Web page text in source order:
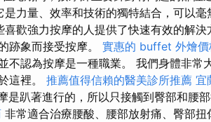
是力量、效率和技術的獨特結合，可以毫
喜歡強力按摩的人提供了快速有效的解決
跡象而接受按摩。 實惠的 buffet 外燴價
不認為按摩是一種職業。 我們身體非常
這裡。 推薦值得信賴的醫美診所推薦 宜
是趴著進行的，所以只接觸到臀部和腰部
非常適合治療腰酸、腰部放射痛、臀部扭